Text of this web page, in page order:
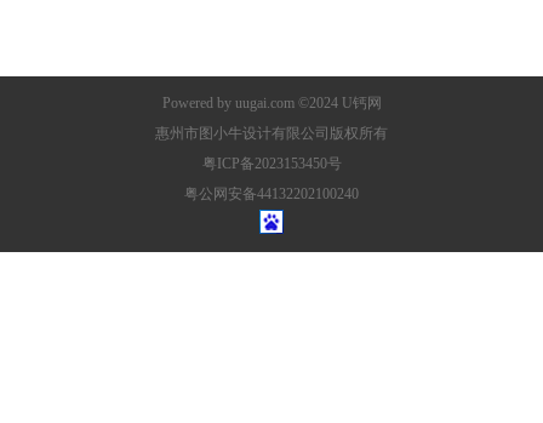
Powered by uugai.com©2024 U钙网
惠州市图小牛设计有限公司版权所有
粤ICP备2023153450号
粤公网安备44132202100240